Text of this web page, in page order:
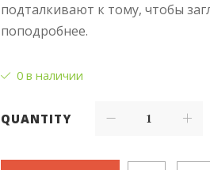
подталкивают к тому, чтобы
поподробнее.
0 в наличии
QUANTITY